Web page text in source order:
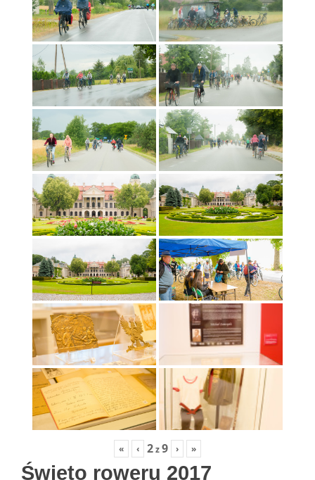
« ‹ 2z9 › »
Święto roweru 2017